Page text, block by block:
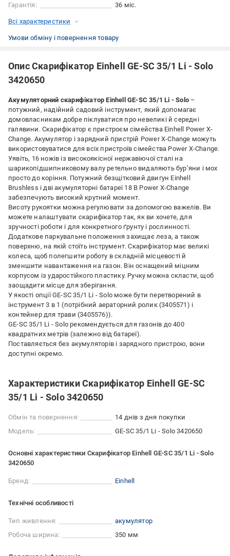
Гарантія:
36 міс.
Всі характеристики
Умови обміну і повернення товару
Опис Скарифікатор Einhell GE-SC 35/1 Li - Solo
3420650
Акумуляторний скарифікатор Einhell GE-SC 35/1 Li - Solo –
потужний, надійний садовий інструмент, який допомагає
домовласникам добре піклуватися про невеликі й середні
галявини. Скарифікатор є пристроєм сімейства Einhell Power X-
Change. Акумулятор і зарядний пристрій Power X-Change можуть
використовуватися для всіх пристроїв сімейства Power X-Change.
Уявіть, 16 ножів із високоякісної нержавіючої сталі на
шарикопідшипниковому валу ретельно видаляють бур’яни і мох
просто до коріння. Потужний безщітковий двигун Einhell
Brushless і дві акумуляторні батареї 18 В Power X-Change
забезпечують високий крутний момент.
Висоту рукоятки можна регулювати за допомогою важелів. Ви
можете налаштувати скарифікатор так, як ви хочете, для
зручності роботи і для конкретного ґрунту і рослинності.
Додаткове паркувальне положення захищає леза, а також
поверхню, на якій стоїть інструмент. Скарифікатор має великі
колеса, щоб полегшити роботу в складній місцевості й
зменшити навантаження на газон. Він оснащений міцним
корпусом із ударостійкого пластику. Ручку можна скласти, щоб
заощадити місце для зберігання.
У якості опції GE-SC 35/1 Li - Solo може бути перетворений в
інструмент 3 в 1 (потрібний аераторний ролик (3405571) і
контейнер для трави (3405576)).
GE-SC 35/1 Li - Solo рекомендується для газонів до 400
квадратних метрів (залежно від батареї).
Поставляється без акумуляторів і зарядного пристрою, вони
доступні окремо.
Характеристики Скарифікатор Einhell GE-SC
35/1 Li - Solo 3420650
Обмін та повернення:
14 днів з дня покупки
Модель:
GE-SC 35/1 Li - Solo 3420650
Основні характеристики Скарифікатор Einhell GE-SC 35/1 Li - Solo
3420650
Бренд: Einhell
Технічні особливості
Тип живлення:
акумулятор
Робоча ширина:
350 мм